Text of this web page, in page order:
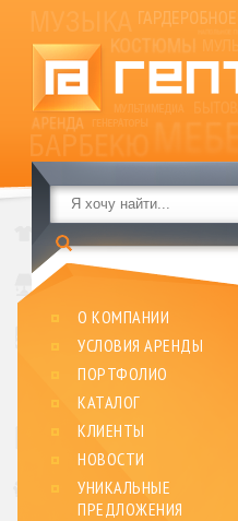
О КОМПАНИИ
УСЛОВИЯ АРЕНДЫ
ПОРТФОЛИО
КАТАЛОГ
КЛИЕНТЫ
НОВОСТИ
УНИКАЛЬНЫЕ
ПРЕДЛОЖЕНИЯ